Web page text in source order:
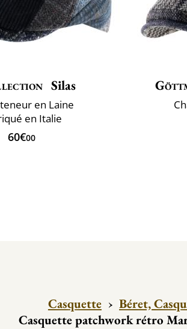
Silas
en Laine
en Italie
60€00
Casquette › Béret,
Casquette patchwork rétro